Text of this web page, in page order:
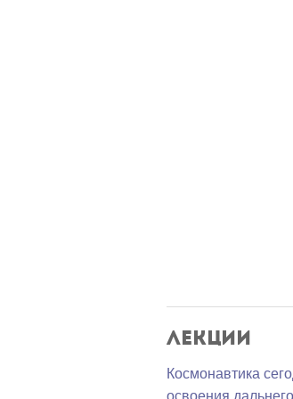
Лекции
Космонавтика
освоения